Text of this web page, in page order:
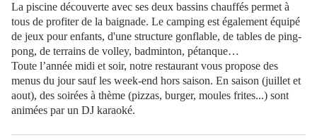
La piscine découverte avec ses deux bassins chauffés permet à
tous de profiter de la baignade. Le camping est également équipé
de jeux pour enfants, d'une structure gonflable, de tables de ping-
pong, de terrains de volley, badminton, pétanque…
Toute l’année midi et soir, notre restaurant vous propose des
menus du jour sauf les week-end hors saison. En saison (juillet et
aout), des soirées à thème (pizzas, burger, moules frites...) sont
animées par un DJ karaoké.